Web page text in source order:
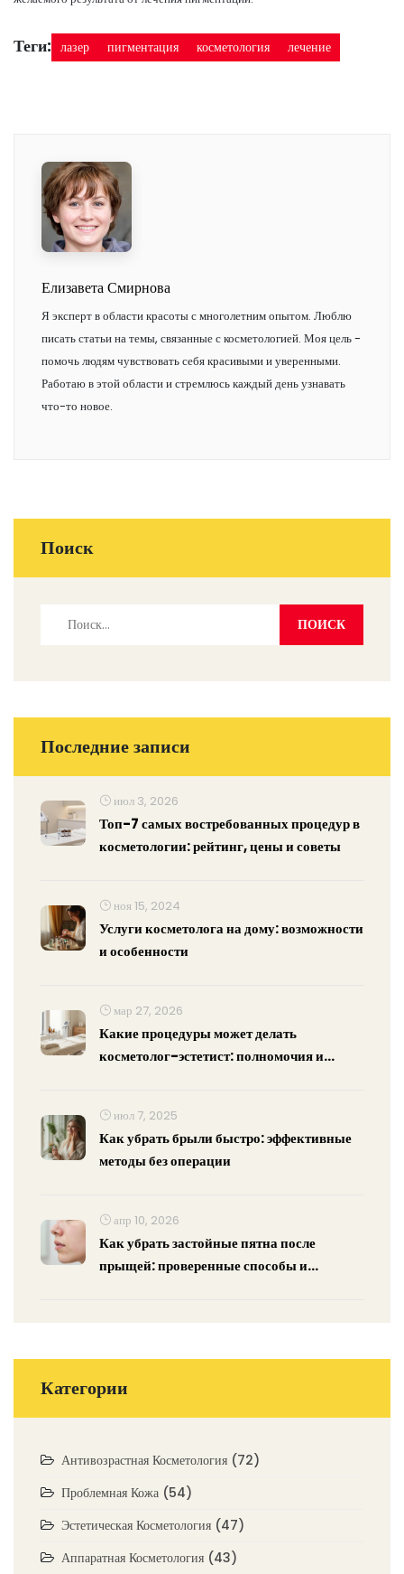
Теги: лазер пигментация косметология лечение
Елизавета Смирнова
Я эксперт в области красоты с многолетним опытом. Люблю
писать статьи на темы, связанные с косметологией. Моя цель -
помочь людям чувствовать себя красивыми и уверенными.
Работаю в этой области и стремлюсь каждый день узнавать
что-то новое.
Поиск
Последние записи
июл 3, 2026
Топ-7 самых востребованных процедур в
косметологии: рейтинг, цены и советы
ноя 15, 2024
Услуги косметолога на дому: возможности
и особенности
мар 27, 2026
Какие процедуры может делать
косметолог-эстетист: полномочия и
июл 7, 2025
Как убрать брыли быстро: эффективные
методы без операции
апр 10, 2026
Как убрать застойные пятна после
прыщей: проверенные способы и
Категории
Антивозрастная Косметология (72)
Проблемная Кожа (54)
Эстетическая Косметология (47)
Аппаратная Косметология (43)